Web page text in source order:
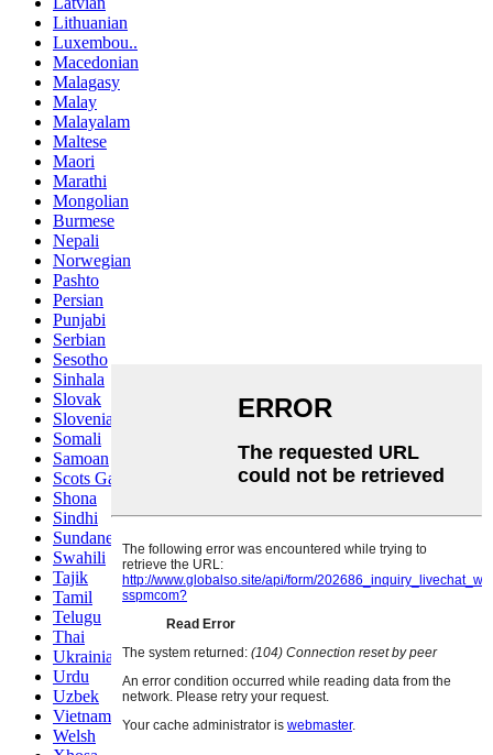
Lithuanian
Luxembou..
Macedonian
Malagasy
Malay
Malayalam
Maltese
Maori
Marathi
Mongolian
Burmese
Nepali
Norwegian
Pashto
Persian
Punjabi
Serbian
Sesotho
Sinhala
Slovak
Slovenian
Somali
Samoan
Scots Gaelic
Shona
Sindhi
Sundanese
Swahili
Tajik
Tamil
Telugu
Thai
Ukrainian
Urdu
Uzbek
Vietnamese
Welsh